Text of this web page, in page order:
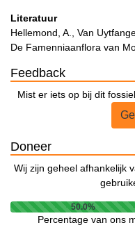
Literatuur
Hellemond, A., Van
De Famenniaanflora van
Feedback
Mist er iets op bij dit
Doneer
Wij zijn geheel afhankelijk
50.0%
Percentage van ons